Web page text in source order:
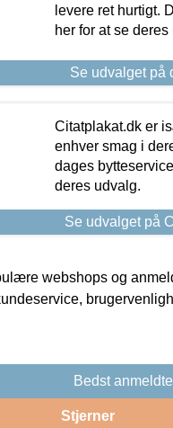
levere ret hurtigt.
her for at se deres
Se udvalget på
Citatplakat.dk er
enhver smag i
dages
deres udvalg.
Se udvalget på
webshops og
Bedst
Stjerner